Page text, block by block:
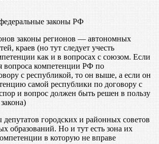
законы РФ
законы регионов — автономных
краев (но тут следует учесть
как и в вопросах с союзом. Если
вопроса компетенции РФ по
с республикой, то он выше, а если он
самой республики по договору с
и вопрос должен быть решен в пользу
городских и районных советов
образований. Но и тут есть зона их
в которую не вправе